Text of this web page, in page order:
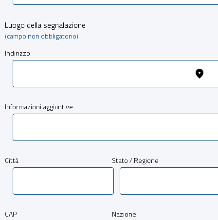
Luogo della segnalazione
(campo non obbligatorio)
Indirizzo
Informazioni aggiuntive
Città Stato / Regione
CAP Nazione